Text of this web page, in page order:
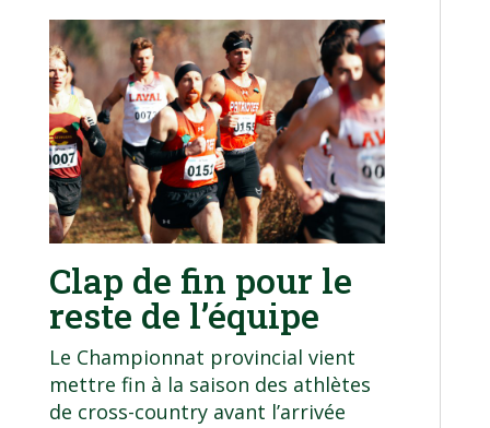
Clap de fin pour le
reste de l’équipe
Le Championnat provincial vient
mettre fin à la saison des athlètes
de cross-country avant l’arrivée